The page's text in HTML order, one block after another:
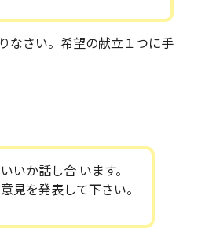
なさい。希望の献立１つに手
いか話し合 います。
を発表して下さい。